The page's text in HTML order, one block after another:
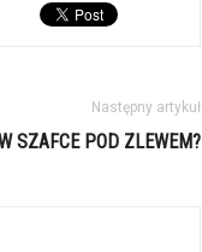
Następny artykuł
SZAFCE POD ZLEWEM?